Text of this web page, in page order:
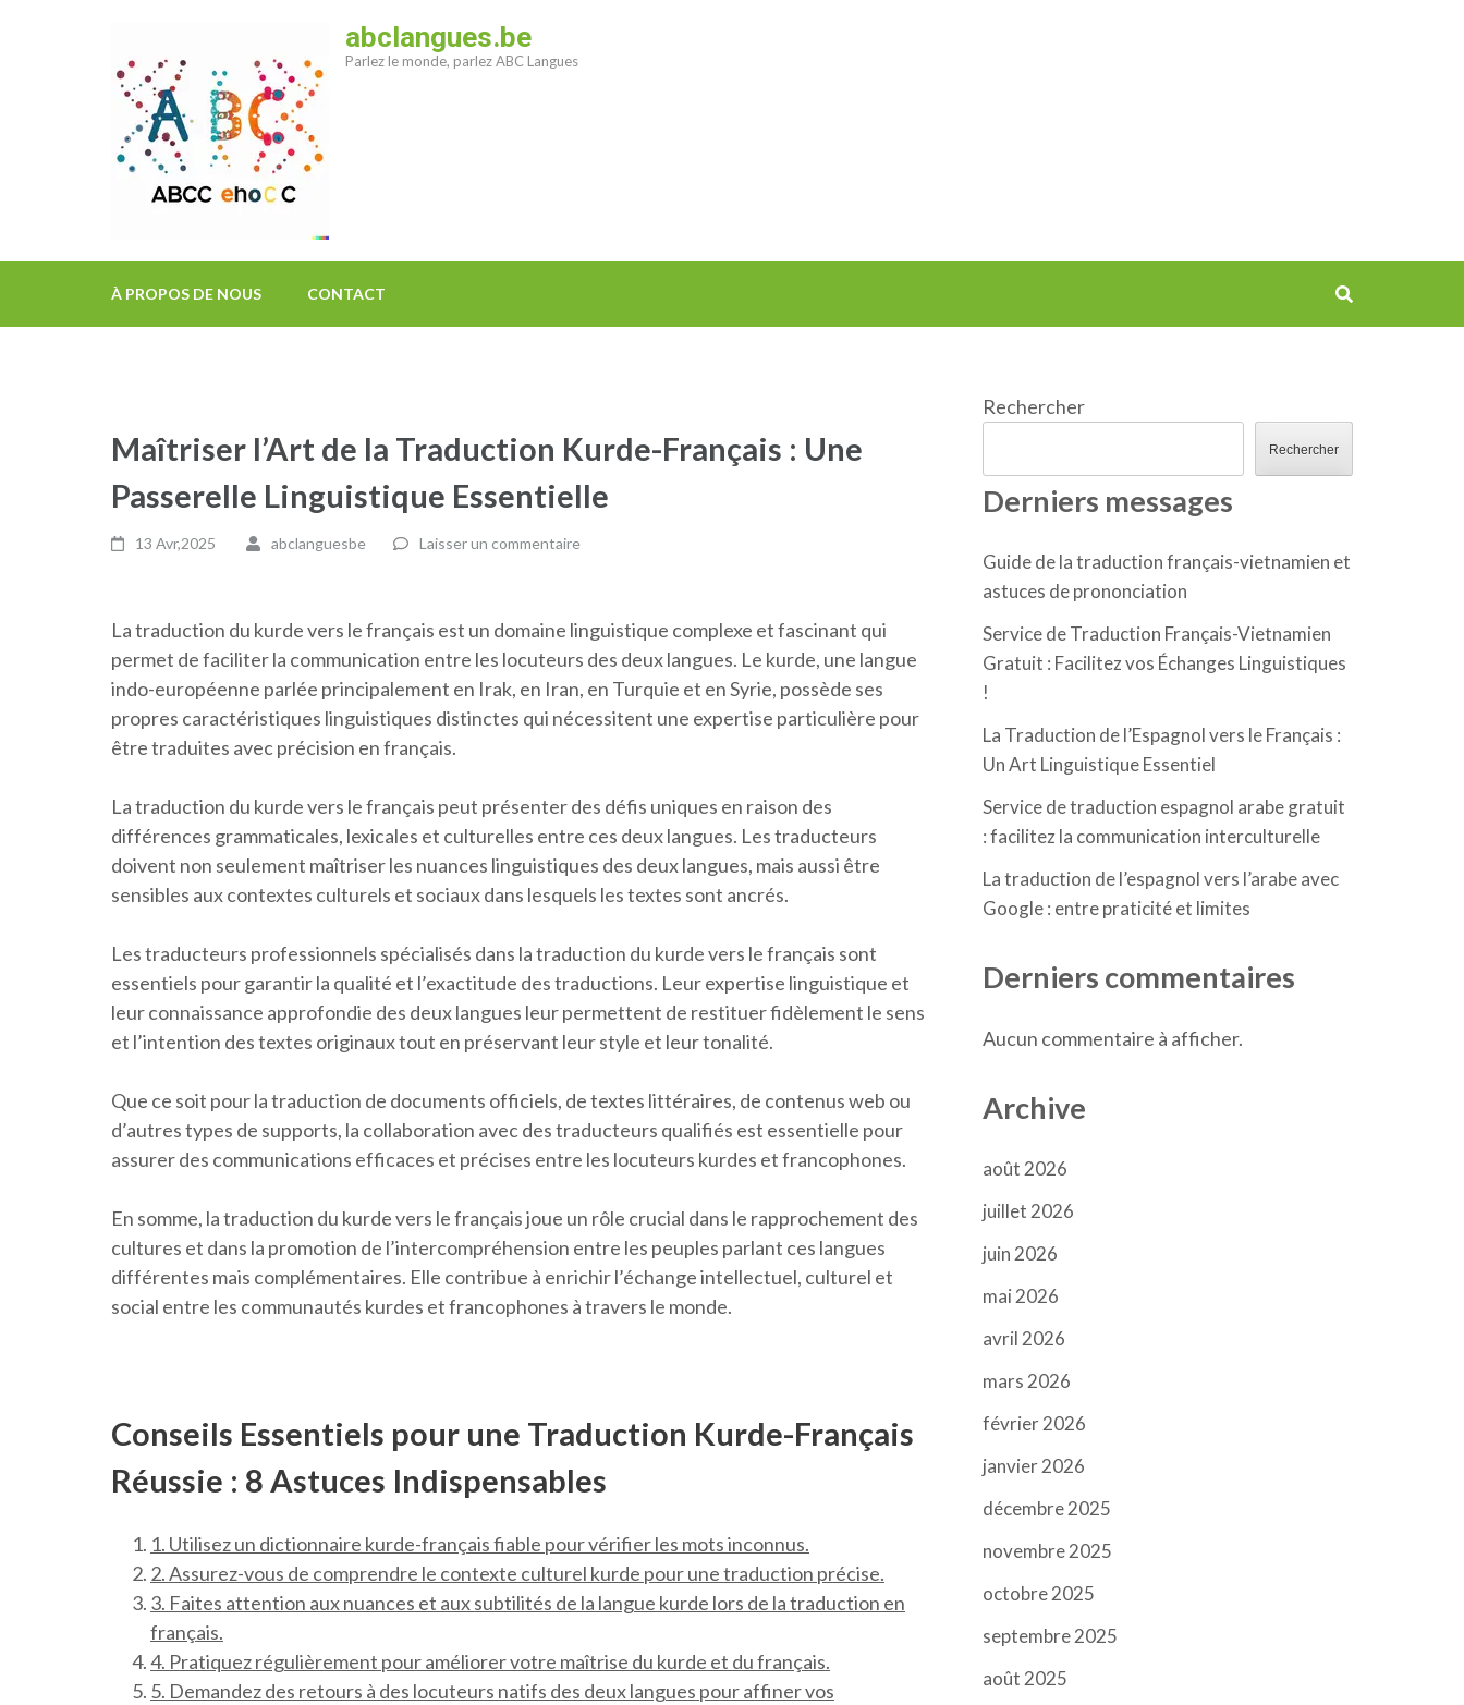
abclangues.be
Parlez le monde, parlez ABC Langues
À PROPOS DE NOUS CONTACT
Maîtriser l’Art de la Traduction Kurde-Français : Une
Passerelle Linguistique Essentielle
13 Avr,2025 abclanguesbe Laisser un commentaire
La traduction du kurde vers le français est un domaine linguistique complexe et fascinant qui
permet de faciliter la communication entre les locuteurs des deux langues. Le kurde, une langue
indo-européenne parlée principalement en Irak, en Iran, en Turquie et en Syrie, possède ses
propres caractéristiques linguistiques distinctes qui nécessitent une expertise particulière pour
être traduites avec précision en français.
La traduction du kurde vers le français peut présenter des défis uniques en raison des
différences grammaticales, lexicales et culturelles entre ces deux langues. Les traducteurs
doivent non seulement maîtriser les nuances linguistiques des deux langues, mais aussi être
sensibles aux contextes culturels et sociaux dans lesquels les textes sont ancrés.
Les traducteurs professionnels spécialisés dans la traduction du kurde vers le français sont
essentiels pour garantir la qualité et l’exactitude des traductions. Leur expertise linguistique et
leur connaissance approfondie des deux langues leur permettent de restituer fidèlement le sens
et l’intention des textes originaux tout en préservant leur style et leur tonalité.
Que ce soit pour la traduction de documents officiels, de textes littéraires, de contenus web ou
d’autres types de supports, la collaboration avec des traducteurs qualifiés est essentielle pour
assurer des communications efficaces et précises entre les locuteurs kurdes et francophones.
En somme, la traduction du kurde vers le français joue un rôle crucial dans le rapprochement des
cultures et dans la promotion de l’intercompréhension entre les peuples parlant ces langues
différentes mais complémentaires. Elle contribue à enrichir l’échange intellectuel, culturel et
social entre les communautés kurdes et francophones à travers le monde.
Conseils Essentiels pour une Traduction Kurde-Français
Réussie : 8 Astuces Indispensables
1. Utilisez un dictionnaire kurde-français fiable pour vérifier les mots inconnus.
2. Assurez-vous de comprendre le contexte culturel kurde pour une traduction précise.
3. Faites attention aux nuances et aux subtilités de la langue kurde lors de la traduction en
français.
4. Pratiquez régulièrement pour améliorer votre maîtrise du kurde et du français.
5. Demandez des retours à des locuteurs natifs des deux langues pour affiner vos
Rechercher
Rechercher
Derniers messages
Guide de la traduction français-vietnamien et
astuces de prononciation
Service de Traduction Français-Vietnamien
Gratuit : Facilitez vos Échanges Linguistiques
!
La Traduction de l’Espagnol vers le Français :
Un Art Linguistique Essentiel
Service de traduction espagnol arabe gratuit
: facilitez la communication interculturelle
La traduction de l’espagnol vers l’arabe avec
Google : entre praticité et limites
Derniers commentaires
Aucun commentaire à afficher.
Archive
août 2026
juillet 2026
juin 2026
mai 2026
avril 2026
mars 2026
février 2026
janvier 2026
décembre 2025
novembre 2025
octobre 2025
septembre 2025
août 2025